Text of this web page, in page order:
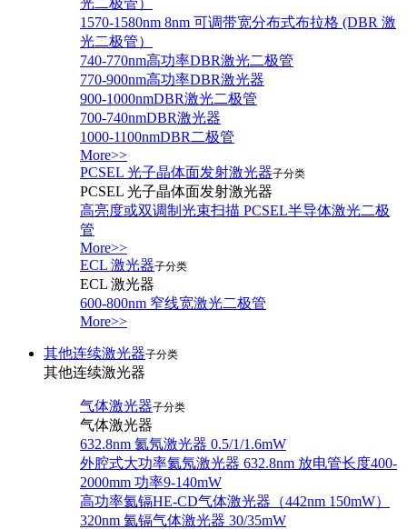
光二极管）
1570-1580nm 8nm 可调带宽分布式布拉格 (DBR 激
光二极管）
740-770nm高功率DBR激光二极管
770-900nm高功率DBR激光器
900-1000nmDBR激光二极管
700-740nmDBR激光器
1000-1100nmDBR二极管
More>>
PCSEL 光子晶体面发射激光器子分类
PCSEL 光子晶体面发射激光器
高亮度或双调制光束扫描 PCSEL半导体激光二极
管
More>>
ECL 激光器子分类
ECL 激光器
600-800nm 窄线宽激光二极管
More>>
其他连续激光器子分类
其他连续激光器
气体激光器子分类
气体激光器
632.8nm 氦氖激光器 0.5/1/1.6mW
外腔式大功率氦氖激光器 632.8nm 放电管长度400-
2000mm 功率9-140mW
高功率氦镉HE-CD气体激光器（442nm 150mW）
320nm 氦镉气体激光器 30/35mW